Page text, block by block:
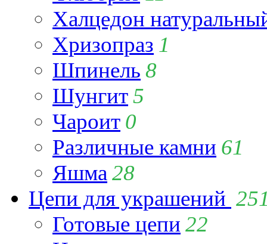
Халцедон
Хризопраз 1
Шпинель 8
Шунгит5
Чароит 0
Различные камни 61
Яшма 28
Цепи для украшений
Готовые цепи 22